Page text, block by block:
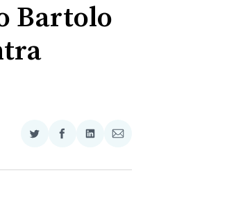
Bartolo
Compartir
Twitter
Compartir
Facebook
Compartir
LinkedIn
Compartir
Email